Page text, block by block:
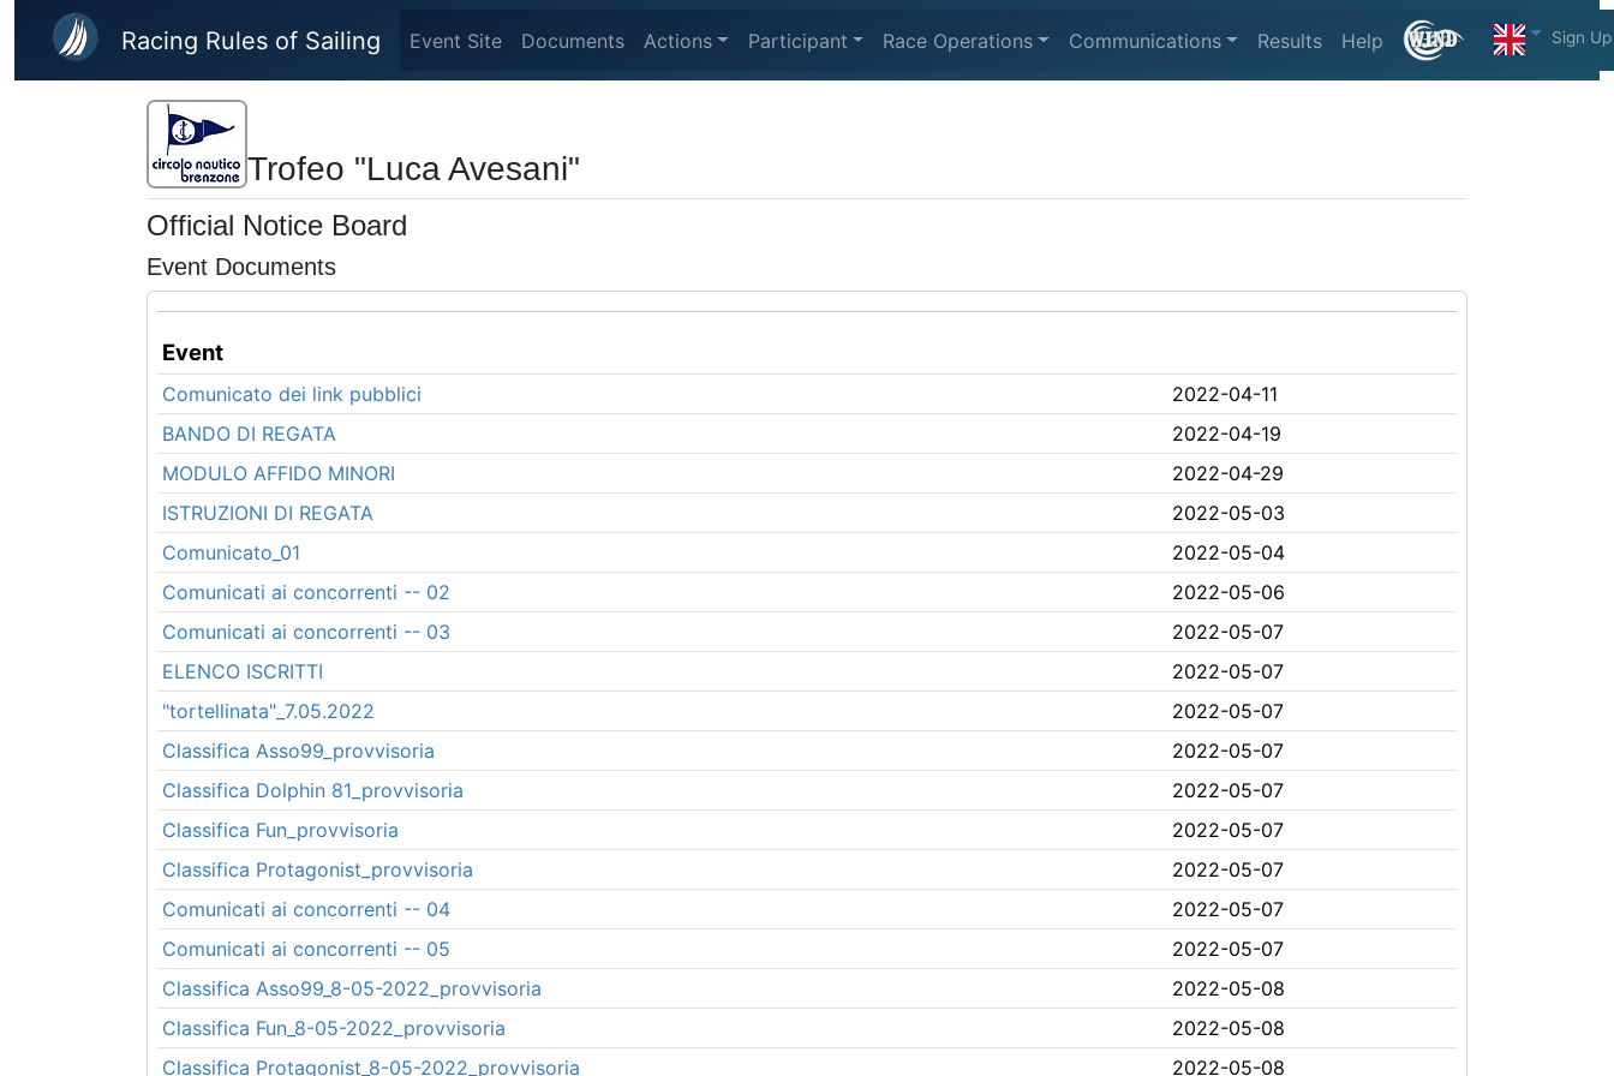
Skip to main content
Racing Rules of Sailing Event Site Documents Actions Participant Race Operations Communications Results Help Sign Up
Trofeo "Luca Avesani"
Official Notice Board
Event Documents
Event
Comunicato dei link pubblici
2022-04-11
BANDO DI REGATA
2022-04-19
MODULO AFFIDO MINORI
2022-04-29
ISTRUZIONI DI REGATA
2022-05-03
Comunicato_01
2022-05-04
Comunicati ai concorrenti -- 02
2022-05-06
Comunicati ai concorrenti -- 03
2022-05-07
ELENCO ISCRITTI
2022-05-07
"tortellinata"_7.05.2022
2022-05-07
Classifica Asso99_provvisoria
2022-05-07
Classifica Dolphin 81_provvisoria
2022-05-07
Classifica Fun_provvisoria
2022-05-07
Classifica Protagonist_provvisoria
2022-05-07
Comunicati ai concorrenti -- 04
2022-05-07
Comunicati ai concorrenti -- 05
2022-05-07
Classifica Asso99_8-05-2022_provvisoria
2022-05-08
Classifica Fun_8-05-2022_provvisoria
2022-05-08
Classifica Protagonist_8-05-2022_provvisoria
2022-05-08